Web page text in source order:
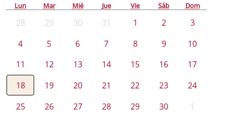
Lun Mar Mié Jue Vie Sáb Dom
28 29 30 31 1 2
3
4
5 6 7 8 9
10
11
12 13 14 15 16
17
18
19 20 21 22 23
24
25
26 27 28 29 30 1